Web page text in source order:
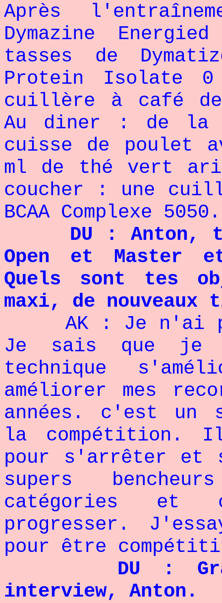
Après
Dymazine
tasses de
Protein Isolate
cuillère à café de
Au diner : de la
cuisse de poulet
ml de thé vert
coucher : une
BCAA Complexe
DU : Anton, tu
Open et Master
Quels sont tes
maxi, de
AK : Je n'ai
Je sais que je
technique
améliorer mes
années. c'est un
la compétition.
pour s'arrêter et
supers
catégories et
progresser.
pour être
DU :
interview, Anton.